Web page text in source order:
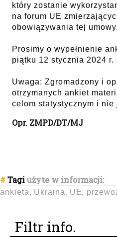
który zostanie
na forum UE
obowiązywania tej umowy.
Prosimy o wypełnienie
piątku 12 stycznia 2024 r.
Uwaga: Zgromadzony i
otrzymanych ankiet
celom statystycznym i
Opr. ZMPD/DT/MJ
#Tagiużyte w informacji:
ankieta Ukraina UE
Filtr info.